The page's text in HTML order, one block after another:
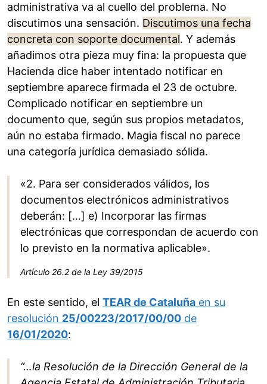
administrativa va al cuello del problema. No
discutimos una sensación. Discutimos una fecha
concreta con soporte documental. Y además
añadimos otra pieza muy fina: la propuesta que
Hacienda dice haber intentado notificar en
septiembre aparece firmada el 23 de octubre.
Complicado notificar en septiembre un
documento que, según sus propios metadatos,
aún no estaba firmado. Magia fiscal no parece
una categoría jurídica demasiado sólida.
«2. Para ser considerados válidos, los
documentos electrónicos administrativos
deberán: […] e) Incorporar las firmas
electrónicas que correspondan de acuerdo con
lo previsto en la normativa aplicable».
Artículo 26.2 de la Ley 39/2015
En este sentido, el TEAR de Cataluña en su
resolución 25/00223/2017/00/00 de
16/01/2020:
“…la Resolución de la Dirección General de la